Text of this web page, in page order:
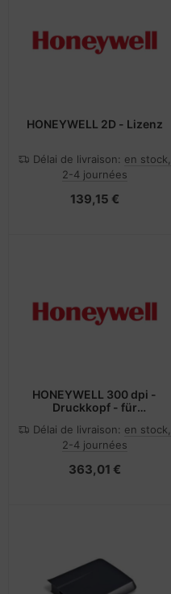
HONEYWELL 2D - Lizenz
Délai de livraison: en stock,
2-4 journées
139,15 €
HONEYWELL 300 dpi -
Druckkopf - für
Délai de livraison: en stock,
2-4 journées
363,01 €